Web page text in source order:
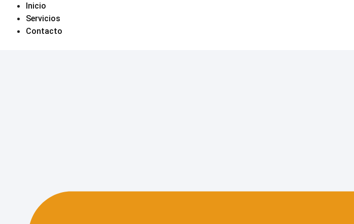
Inicio
Servicios
Contacto